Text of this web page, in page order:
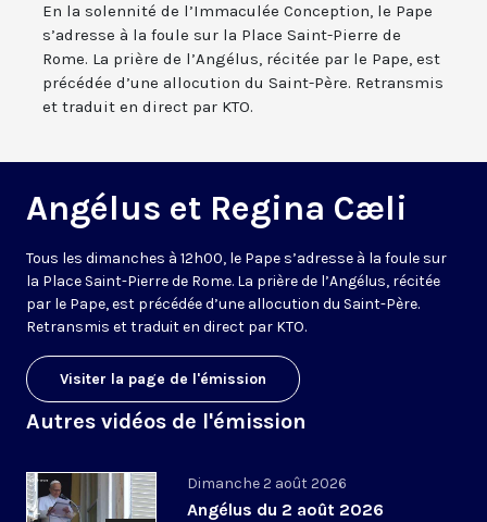
En la solennité de l’Immaculée Conception, le Pape
s’adresse à la foule sur la Place Saint-Pierre de
Rome. La prière de l’Angélus, récitée par le Pape, est
précédée d’une allocution du Saint-Père. Retransmis
et traduit en direct par KTO.
Angélus et Regina Cæli
Tous les dimanches à 12h00, le Pape s’adresse à la foule sur
la Place Saint-Pierre de Rome. La prière de l’Angélus, récitée
par le Pape, est précédée d’une allocution du Saint-Père.
Retransmis et traduit en direct par KTO.
Visiter la page de l'émission
Autres vidéos de l'émission
Dimanche 2 août 2026
Angélus du 2 août 2026